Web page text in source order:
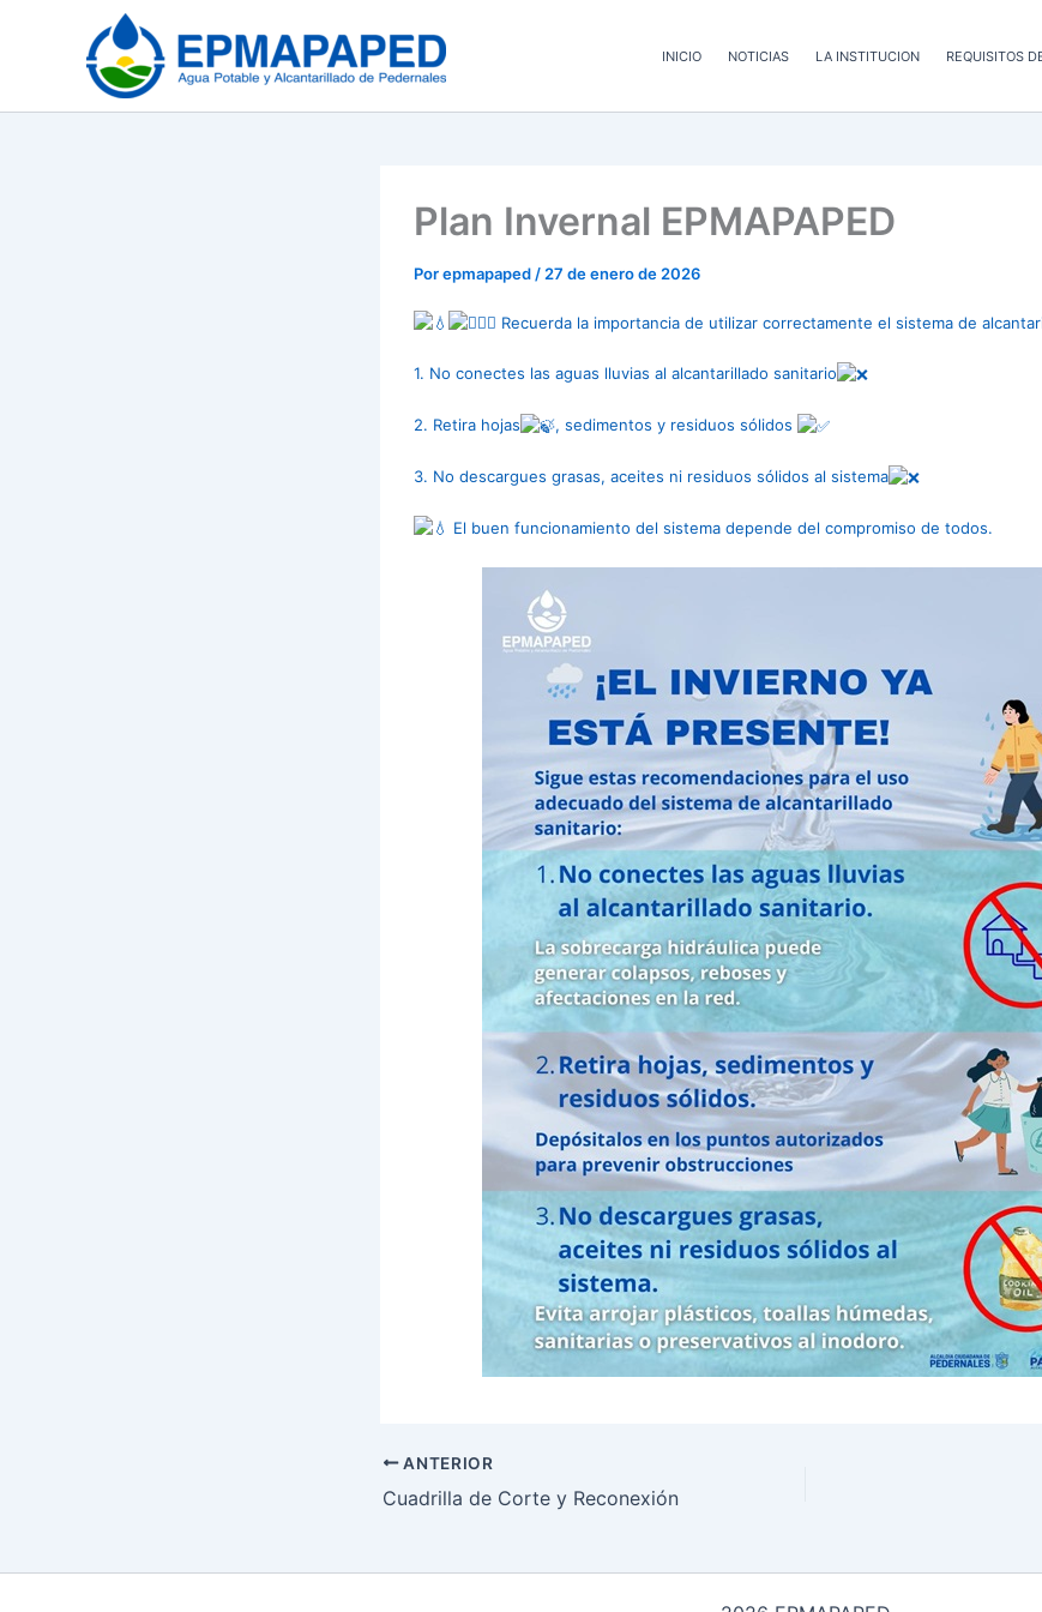
INICIO NOTICIAS LA INSTITUCION REQUISITOS
Plan Invernal EPMAPAPED
Porepmapaped / 27 de enero de 2026
Recuerda la importancia de utilizar correctamente el sistema de
1. No conectes las aguas lluvias al alcantarillado sanitario
2. Retira hojas , sedimentos y residuos sólidos
3. No descargues grasas, aceites ni residuos sólidos al sistema
El buen funcionamiento del sistema depende del compromiso de todos.
ANTERIOR
Cuadrilla de Corte y Reconexión